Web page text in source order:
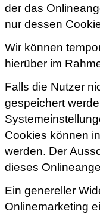
der das
nur dessen
Wir können
hierüber im
Falls die Nutzer
gespeichert
Cookies können
werden. Der
dieses
Ein genereller
Onlinemarketing